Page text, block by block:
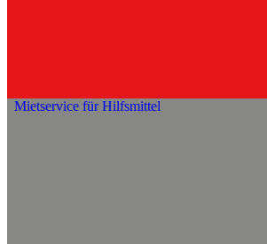
Mietservice für Hilfsmittel